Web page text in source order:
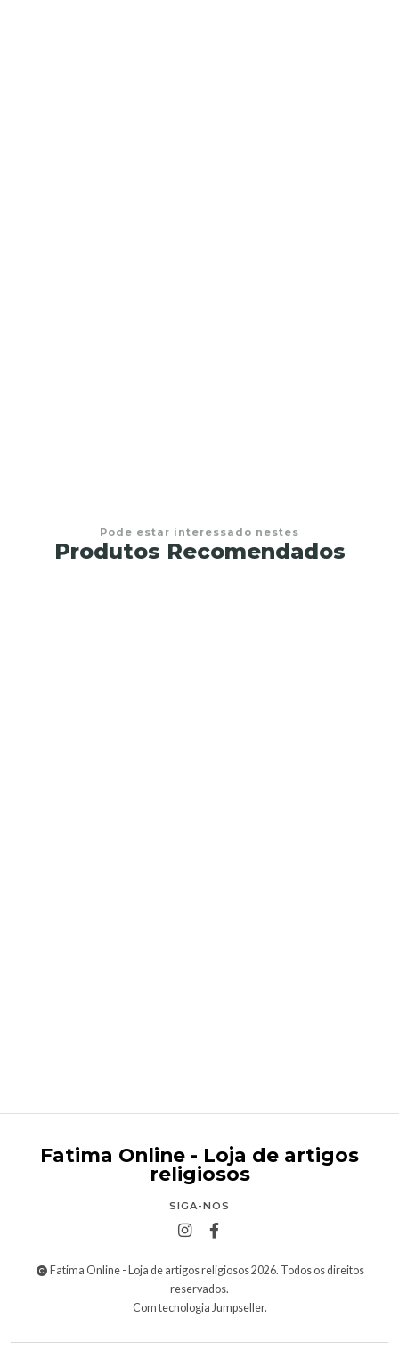
Pode estar interessado nestes
Produtos Recomendados
Fatima Online - Loja de artigos
religiosos
SIGA-NOS
Fatima Online - Loja de artigos religiosos 2026. Todos os direitos
reservados.
Com tecnologia Jumpseller.